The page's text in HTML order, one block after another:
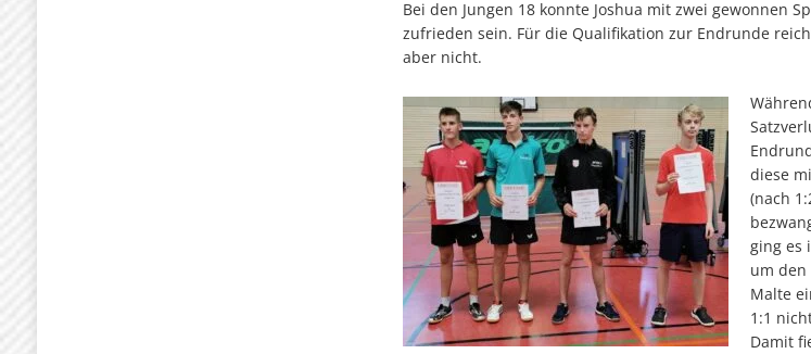
Bei den Jungen 18 konnte Joshua mit zwei gewonnen
zufrieden sein. Für die Qualifikation zur Endrunde
aber nicht.
diese
(nach
ging es
um den
Malte
1:1
Damit